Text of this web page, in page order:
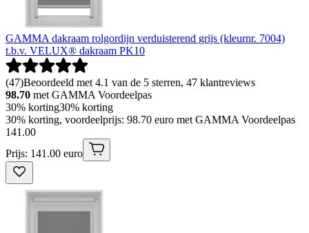
GAMMA dakraam rolgordijn verduisterend grijs (kleurnr. 7004)
t.b.v. VELUX® dakraam PK10
(47)Beoordeeld met 4.1 van de 5 sterren, 47 klantreviews
98.70 met GAMMA Voordeelpas
30% korting30% korting
30% korting, voordeelprijs: 98.70 euro met GAMMA Voordeelpas
141 .00
Prijs: 141.00 euro